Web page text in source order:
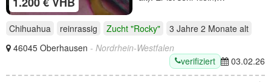
Chihuahua reinrassig Zucht "Rocky" 3 Jahre 2 Monate alt
46045 Oberhausen - Nordrhein-Westfalen
verifiziert
03.02.26